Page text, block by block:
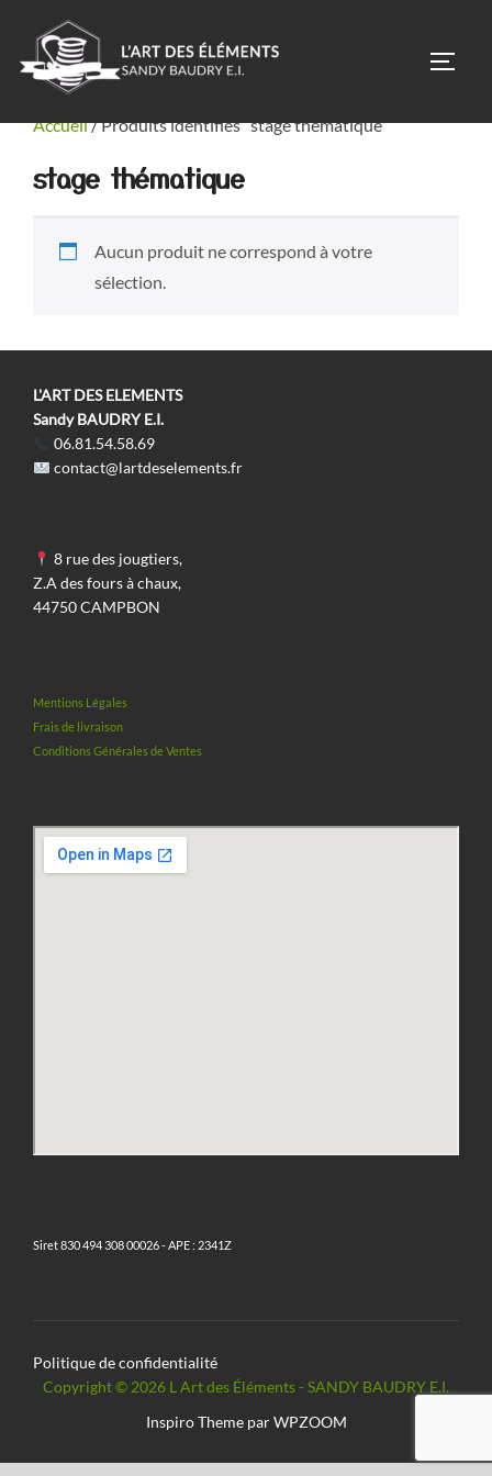
contenu
Accueil/ Produits identifiés “stage thématique”
stage thématique
Aucun produit ne correspond à votre
sélection.
L'ART DES ELEMENTS
Sandy BAUDRY E.I.
06.81.54.58.69
contact@lartdeselements.fr
8 rue des jougtiers,
Z.A des fours à chaux,
44750 CAMPBON
Mentions Légales
Frais de livraison
Conditions Générales de Ventes
Siret 830 494 308 00026 - APE : 2341Z
Politique de confidentialité
Copyright © 2026 L Art des Éléments - SANDY BAUDRY E.I.
Inspiro ThemeparWPZOOM